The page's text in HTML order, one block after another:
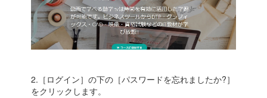
2.［ログイン］の下の［パスワードを忘れましたか?］
をクリックします。